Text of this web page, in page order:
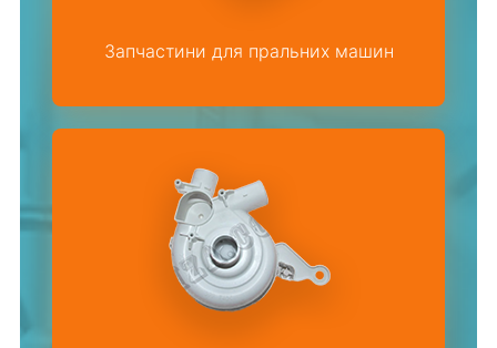
Запчастини для пральних машин